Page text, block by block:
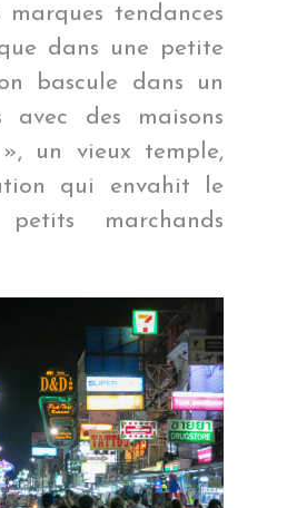
marques tendances
dans une petite
bascule dans un
avec des maisons
un vieux temple,
qui envahit le
marchands